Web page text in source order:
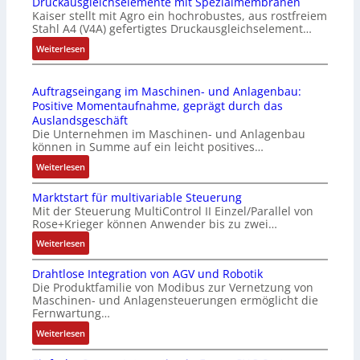
-
P
C
l
ä
s
t
s
i
c
h
f
l
e
x
i
b
e
l
f
ü
r
o
d
u
l
e
r
i
n
e
n
G
u
n
d
G
a
u
d
6
2
4
3
-
Z
e
r
t
i
f
i
z
i
e
u
n
g
b
e
Kaiser stellt mit Agro ein hochrobustes, aus rostfreiem
Stahl A4 (V4A) gefertigtes Druckausgleichselement…
Weiterlesen:
D
u
c
k
a
u
s
g
l
e
i
c
h
e
l
e
m
e
Auftragseingang im Maschinen- und Anlagenbau:
Positive Momentaufnahme, geprägt durch das
Auslandsgeschäft
Die Unternehmen im Maschinen- und Anlagenbau
können in Summe auf ein leicht positives…
Weiterlesen:
A
u
f
t
r
a
g
s
e
i
n
g
Marktstart für multivariable Steuerung
Mit der Steuerung MultiControl II Einzel/Parallel von
Rose+Krieger können Anwender bis zu zwei…
Weiterlesen:
M
a
r
k
t
s
t
Drahtlose Integration von AGV und Robotik
Die Produktfamilie von Modibus zur Vernetzung von
Maschinen- und Anlagensteuerungen ermöglicht die
Fernwartung…
Weiterlesen:
D